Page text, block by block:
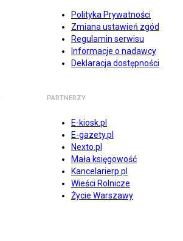
Polityka Prywatności
Zmiana ustawień zgód
Regulamin serwisu
Informacje o nadawcy
Deklaracja dostępności
PARTNERZY
E-kiosk.pl
E-gazety.pl
Nexto.pl
Mała księgowość
Kancelarierp.pl
Wieści Rolnicze
Życie Warszawy